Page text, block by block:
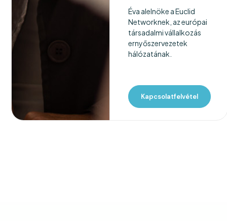
Éva alelnöke a Euclid
Networknek, az európai
társadalmi vállalkozás
ernyőszervezetek
hálózatának.
Kapcsolatfelvétel